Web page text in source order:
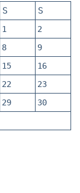
S S
1
2
8
9
15
16
22
23
29
30